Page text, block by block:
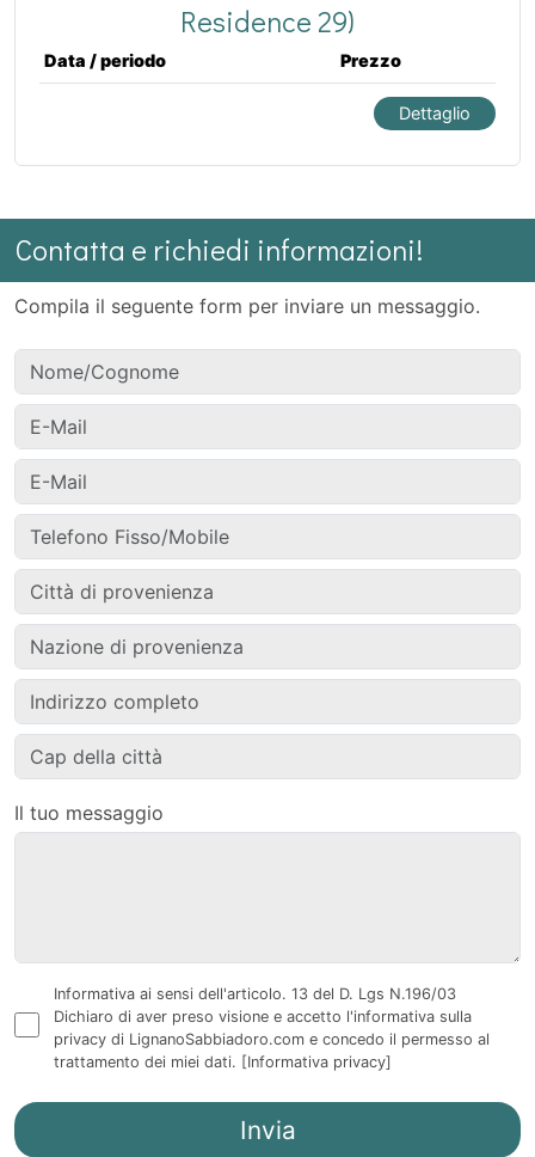
Residence 29)
Data / periodo Prezzo
Dettaglio
Contatta e richiedi informazioni!
Compila il seguente form per inviare un messaggio.
Il tuo messaggio
Informativa ai sensi dell'articolo. 13 del D. Lgs N.196/03
Dichiaro di aver preso visione e accetto l'informativa sulla
privacy di LignanoSabbiadoro.com e concedo il permesso al
trattamento dei miei dati. [Informativa privacy]